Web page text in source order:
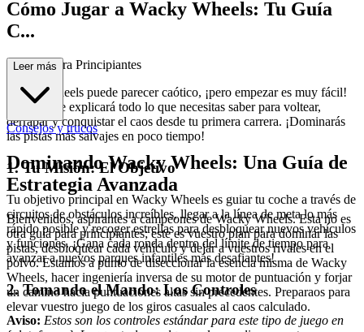
Cómo Jugar a Wacky Wheels: Tu Guía
C...
ompleta para Principiantes
Wacky Wheels puede parecer caótico, ¡pero empezar es muy fácil!
Esta guía te explicará todo lo que necesitas saber para voltear,
derrapar y conquistar el caos desde tu primera carrera. ¡Dominarás
las pistas más salvajes en poco tiempo!
1. Tu Misión: El Objetivo
Tu objetivo principal en Wacky Wheels es guiar tu coche a través de
circuitos de obstáculos increíbles, llegar a la línea de meta lo más
rápido posible y recoger estrellas para desbloquear nuevos vehículos
y funciones. ¡Gana cada ronda dentro del límite de tiempo para
avanzar a nuevos parques infantiles más desafiantes!
2. Tomando el Mando: Los Controles
Aviso: Estos son los controles estándar para este tipo de juego en
Leer más
Consejos y trucos
Dominando Wacky Wheels: Una Guía de
Estrategia Avanzada
Bienvenidos, aspirantes a campeones de Wacky Wheels. Esta no es
otra guía para principiantes; este es vuestro plan para dominar las
pistas, desbloquear cada vehículo y dejar a vuestros rivales en el
polvo. Estamos a punto de diseccionar la esencia misma de Wacky
Wheels, hacer ingeniería inversa de su motor de puntuación y forjar
un camino hacia puntuaciones altas sin precedentes. Preparaos para
elevar vuestro juego de los giros casuales al caos calculado.